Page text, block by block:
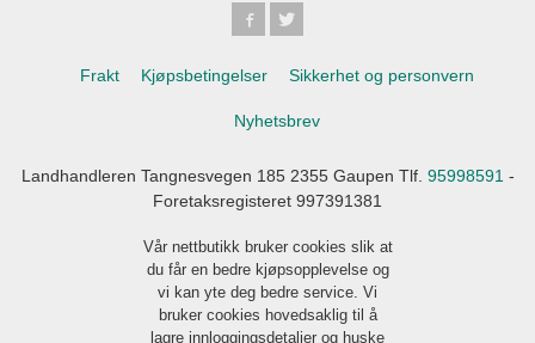
Frakt Kjøpsbetingelser Sikkerhet og personvern
Nyhetsbrev
Landhandleren Tangnesvegen 185 2355 Gaupen Tlf. 95998591 -
Foretaksregisteret 997391381
Vår nettbutikk bruker cookies slik at
du får en bedre kjøpsopplevelse og
vi kan yte deg bedre service. Vi
bruker cookies hovedsaklig til å
lagre innloggingsdetaljer og huske